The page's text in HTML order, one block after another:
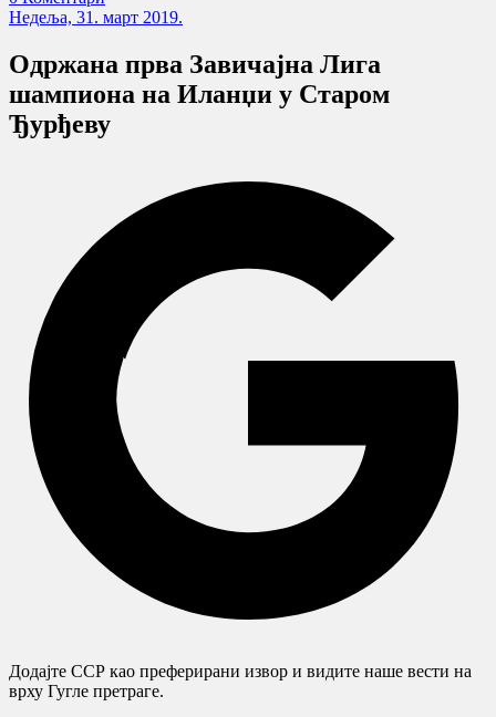
Недеља, 31. март 2019.
Одржана прва Завичајна Лига
шампиона на Иланџи у Старом
Ђурђеву
Додајте ССР као преферирани извор и видите наше вести на
врху Гугле претраге.